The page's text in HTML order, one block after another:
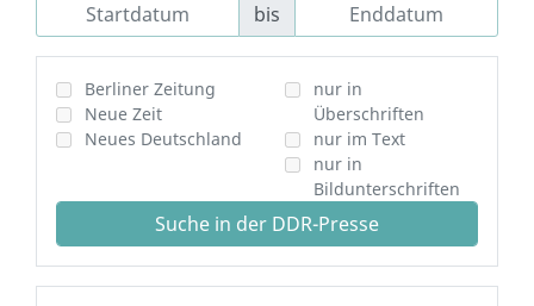
bis
Berliner Zeitung
Neue Zeit
Neues Deutschland
nur in
Überschriften
nur im Text
nur in
Bildunterschriften
Suche in der DDR-Presse